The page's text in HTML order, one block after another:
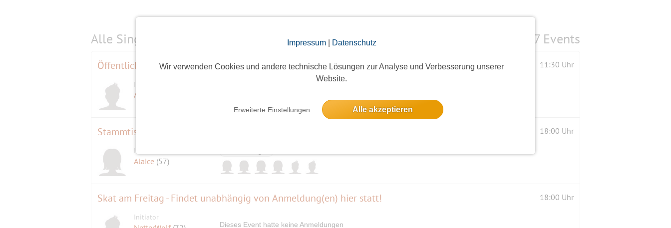
Impressum| Datenschutz
Wir verwenden Cookies und andere technische Lösungen zur Analyse und Verbesserung unserer
Website.
Erweiterte Einstellungen Alle akzeptieren
Alle Single-Events am 7 Events
Öffentliche Probe Konzerthausorchester 11:30 Uhr
Initiator
Abix
Stammtisch "Nordlichter" 18:00 Uhr
Initiatorin
Alaice (57)
Skat am Freitag - Findet unabhängig von Anmeldung(en) hier statt! 18:00 Uhr
Initiator
Dieses Event hatte keine Anmeldungen